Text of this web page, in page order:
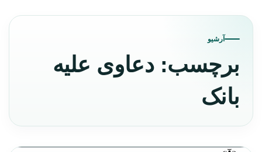
آرشیو
برچسب:دعاوی علیه
بانک